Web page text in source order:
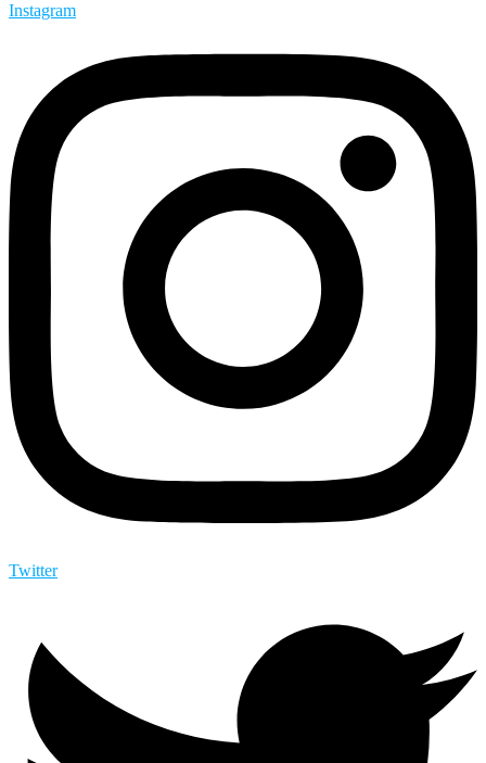
Instagram
Twitter